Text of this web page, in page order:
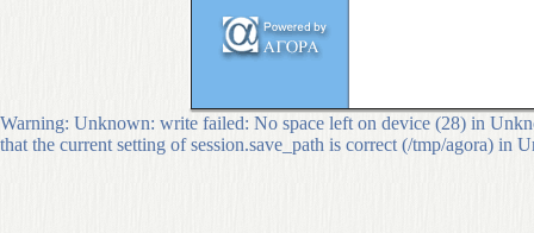
Warning: Unknown: write failed: No space left on device (28) in
that the current setting of session.save_path is correct (/tmp/agora) in